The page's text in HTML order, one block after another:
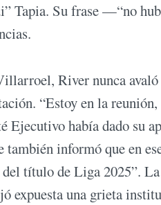
Tapia. Su frase —“no
River nunca
“Estoy en la
Ejecutivo había dado su
también informó que en
título de Liga 2025”.
expuesta una grieta